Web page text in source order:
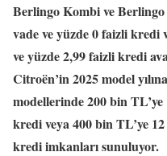
Berlingo Kombi ve
vade ve yüzde 0 faizli kredi
ve yüzde 2,99 faizli kredi
Citroën’in 2025 model
modellerinde 200 bin
kredi veya 400 bin TL’ye
kredi imkanları sunuluyor.